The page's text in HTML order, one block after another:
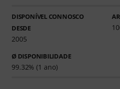
DISPONÍVEL CONNOSCO
DESDE
2005
Ø DISPONIBILIDADE
99.32% (1 ano)